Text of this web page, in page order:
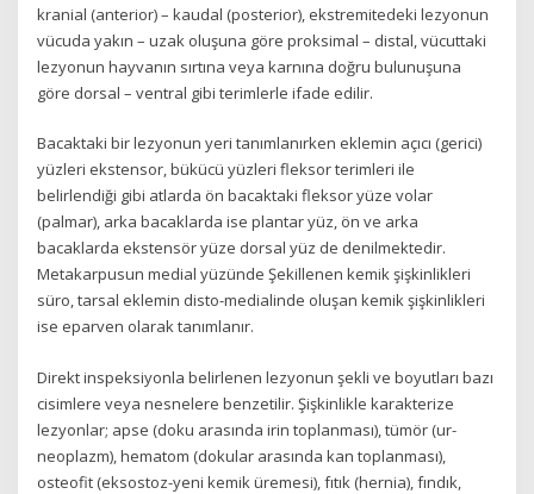
kranial (anterior) – kaudal (posterior), ekstremitedeki lezyonun
vücuda yakın – uzak oluşuna göre proksimal – distal, vücuttaki
lezyonun hayvanın sırtına veya karnına doğru bulunuşuna
göre dorsal – ventral gibi terimlerle ifade edilir.
Bacaktaki bir lezyonun yeri tanımlanırken eklemin açıcı (gerici)
yüzleri ekstensor, bükücü yüzleri fleksor terimleri ile
belirlendiği gibi atlarda ön bacaktaki fleksor yüze volar
(palmar), arka bacaklarda ise plantar yüz, ön ve arka
bacaklarda ekstensör yüze dorsal yüz de denilmektedir.
Metakarpusun medial yüzünde Şekillenen kemik şişkinlikleri
süro, tarsal eklemin disto-medialinde oluşan kemik şişkinlikleri
ise eparven olarak tanımlanır.
Direkt inspeksiyonla belirlenen lezyonun şekli ve boyutları bazı
cisimlere veya nesnelere benzetilir. Şişkinlikle karakterize
lezyonlar; apse (doku arasında irin toplanması), tümör (ur-
neoplazm), hematom (dokular arasında kan toplanması),
osteofit (eksostoz-yeni kemik üremesi), fıtık (hernia), fındık,